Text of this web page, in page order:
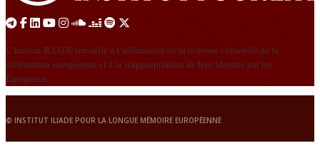
L’Institut ILIADE travaille à l’affirmation de la richesse culturelle de la
civilisation européenne et à la réappropriation de leur identité par les
Européens.
© INSTITUT ILIADE POUR LA LONGUE MÉMOIRE EUROPÉENNE